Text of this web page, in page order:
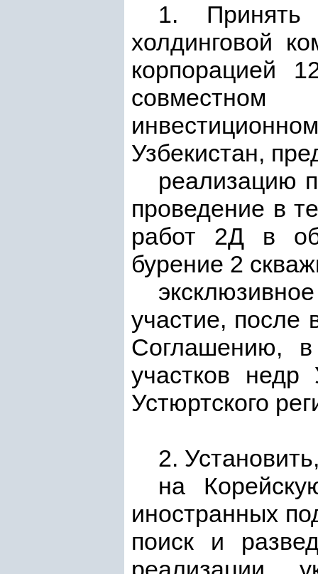
1.
холдинговой
корпорацией
совместном
Узбекистан,
реализацию
проведение в
работ 2Д в
бурение 2
участие, после
Соглашению, в
участков недр
Устюртского
2.
на
иностранных
поиск и